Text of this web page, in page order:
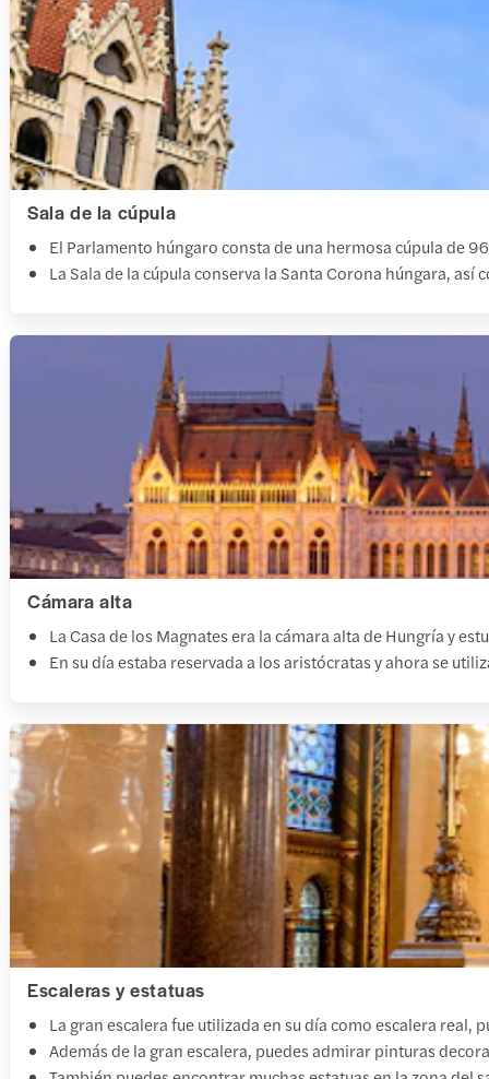
Sala de la cúpula
El Parlamento húngaro consta de una hermosa cúpula de
La Sala de la cúpula conserva la Santa Corona húngara,
Cámara alta
La Casa de los Magnates era la cámara alta de Hungría y
En su día estaba reservada a los aristócratas y ahora se
Escaleras y estatuas
La gran escalera fue utilizada en su día como escalera
Además de la gran escalera, puedes admirar pinturas